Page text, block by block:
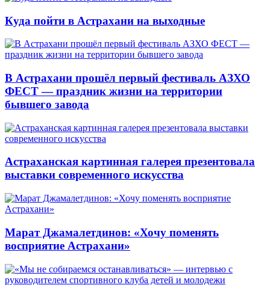
Куда пойти в Астрахани на выходные
В Астрахани прошёл первый фестиваль АЗХО
ФЕСТ — праздник жизни на территории
бывшего завода
Астраханская картинная галерея презентовала
выставки современного искусства
Марат Джамалетдинов: «Хочу поменять
восприятие Астрахани»